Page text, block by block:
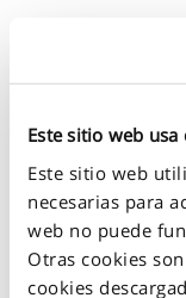
Este sitio web usa
Este sitio web
necesarias para
web no puede
Otras cookies
cookies